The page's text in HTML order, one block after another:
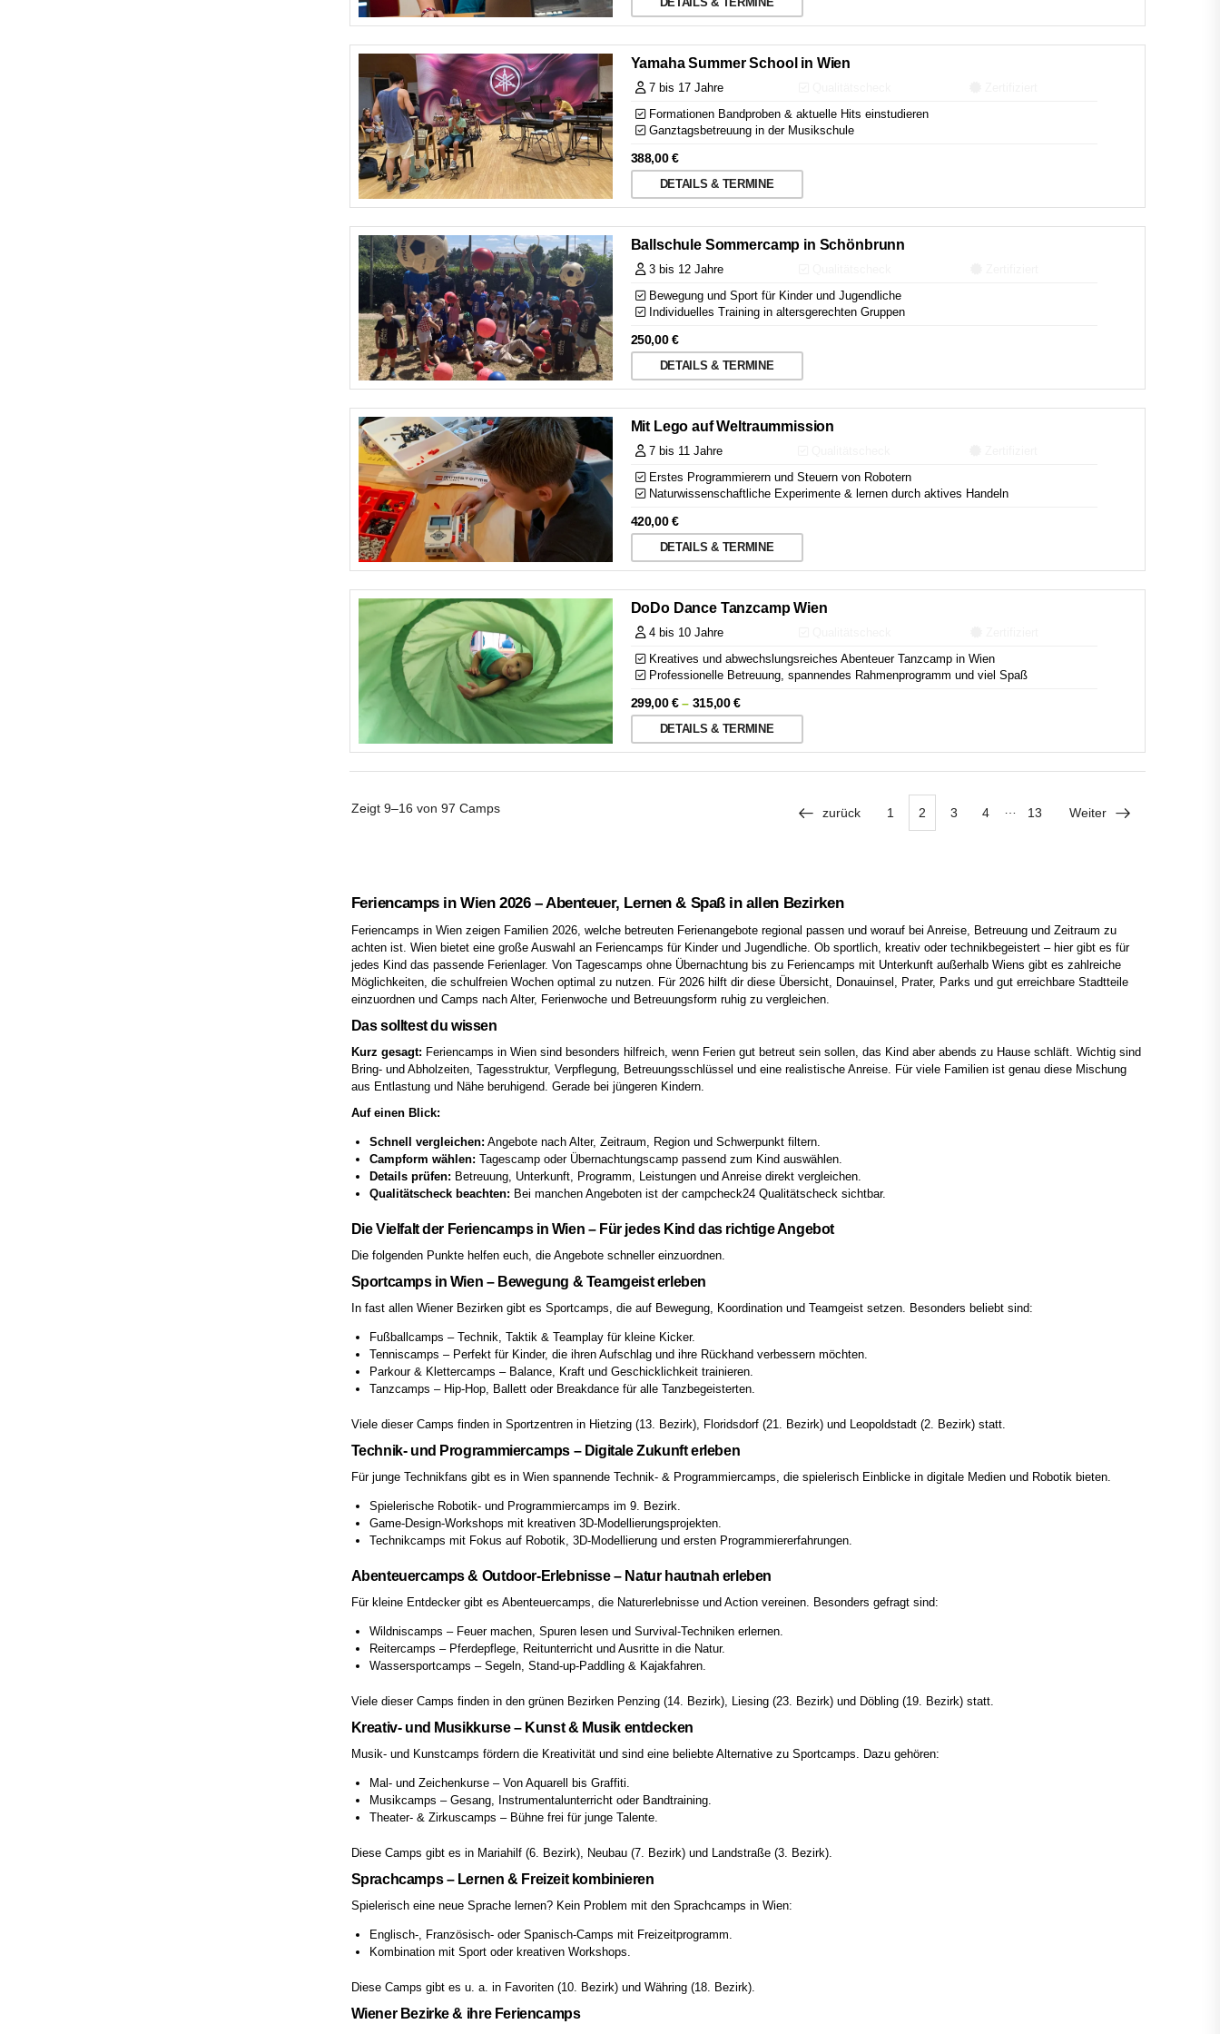
Yamaha Summer School in Wien
7 bis 17 Jahre
Formationen Bandproben & aktuelle Hits einstudieren
Ganztagsbetreuung in der Musikschule
388,00€
DETAILS & TERMINE
Ballschule Sommercamp in Schönbrunn
3 bis 12 Jahre
Bewegung und Sport für Kinder und Jugendliche
Individuelles Training in altersgerechten Gruppen
250,00€
DETAILS & TERMINE
Mit Lego auf Weltraummission
7 bis 11 Jahre
Erstes Programmierern und Steuern von Robotern
Naturwissenschaftliche Experimente & lernen durch aktives Handeln
420,00€
DETAILS & TERMINE
DoDo Dance Tanzcamp Wien
4 bis 10 Jahre
Kreatives und abwechslungsreiches Abenteuer Tanzcamp in Wien
Professionelle Betreuung, spannendes Rahmenprogramm und viel Spaß
299,00€– 315,00€
DETAILS & TERMINE
Zeigt 9–16 von 97 Camps zurück 1 2 3 4 13 Weiter
Feriencamps in Wien 2026 – Abenteuer, Lernen & Spaß in allen Bezirken
Feriencamps in Wien zeigen Familien 2026, welche betreuten Ferienangebote regional passen und worauf bei Anreise, Betreuung und Zeitraum zu
achten ist. Wien bietet eine große Auswahl an Feriencamps für Kinder und Jugendliche. Ob sportlich, kreativ oder technikbegeistert – hier gibt es für
jedes Kind das passende Ferienlager. Von Tagescamps ohne Übernachtung bis zu Feriencamps mit Unterkunft außerhalb Wiens gibt es zahlreiche
Möglichkeiten, die schulfreien Wochen optimal zu nutzen. Für 2026 hilft dir diese Übersicht, Donauinsel, Prater, Parks und gut erreichbare Stadtteile
einzuordnen und Camps nach Alter, Ferienwoche und Betreuungsform ruhig zu vergleichen.
Das solltest du wissen
Kurz gesagt: Feriencamps in Wien sind besonders hilfreich, wenn Ferien gut betreut sein sollen, das Kind aber abends zu Hause schläft. Wichtig sind
Bring- und Abholzeiten, Tagesstruktur, Verpflegung, Betreuungsschlüssel und eine realistische Anreise. Für viele Familien ist genau diese Mischung
aus Entlastung und Nähe beruhigend. Gerade bei jüngeren Kindern.
Auf einen Blick:
Schnell vergleichen: Angebote nach Alter, Zeitraum, Region und Schwerpunkt filtern.
Campform wählen: Tagescamp oder Übernachtungscamp passend zum Kind auswählen.
Details prüfen: Betreuung, Unterkunft, Programm, Leistungen und Anreise direkt vergleichen.
Qualitätscheck beachten: Bei manchen Angeboten ist der campcheck24 Qualitätscheck sichtbar.
Die Vielfalt der Feriencamps in Wien – Für jedes Kind das richtige Angebot
Die folgenden Punkte helfen euch, die Angebote schneller einzuordnen.
Sportcamps in Wien – Bewegung & Teamgeist erleben
In fast allen Wiener Bezirken gibt es Sportcamps, die auf Bewegung, Koordination und Teamgeist setzen. Besonders beliebt sind:
Fußballcamps – Technik, Taktik & Teamplay für kleine Kicker.
Tenniscamps – Perfekt für Kinder, die ihren Aufschlag und ihre Rückhand verbessern möchten.
Parkour & Klettercamps – Balance, Kraft und Geschicklichkeit trainieren.
Tanzcamps – Hip-Hop, Ballett oder Breakdance für alle Tanzbegeisterten.
Viele dieser Camps finden in Sportzentren in Hietzing (13. Bezirk), Floridsdorf (21. Bezirk) und Leopoldstadt (2. Bezirk) statt.
Technik- und Programmiercamps – Digitale Zukunft erleben
Für junge Technikfans gibt es in Wien spannende Technik- & Programmiercamps, die spielerisch Einblicke in digitale Medien und Robotik bieten.
Spielerische Robotik- und Programmiercamps im 9. Bezirk.
Game-Design-Workshops mit kreativen 3D-Modellierungsprojekten.
Technikcamps mit Fokus auf Robotik, 3D-Modellierung und ersten Programmiererfahrungen.
Abenteuercamps & Outdoor-Erlebnisse – Natur hautnah erleben
Für kleine Entdecker gibt es Abenteuercamps, die Naturerlebnisse und Action vereinen. Besonders gefragt sind:
Wildniscamps – Feuer machen, Spuren lesen und Survival-Techniken erlernen.
Reitercamps – Pferdepflege, Reitunterricht und Ausritte in die Natur.
Wassersportcamps – Segeln, Stand-up-Paddling & Kajakfahren.
Viele dieser Camps finden in den grünen Bezirken Penzing (14. Bezirk), Liesing (23. Bezirk) und Döbling (19. Bezirk) statt.
Kreativ- und Musikkurse – Kunst & Musik entdecken
Musik- und Kunstcamps fördern die Kreativität und sind eine beliebte Alternative zu Sportcamps. Dazu gehören:
Mal- und Zeichenkurse – Von Aquarell bis Graffiti.
Musikcamps – Gesang, Instrumentalunterricht oder Bandtraining.
Theater- & Zirkuscamps – Bühne frei für junge Talente.
Diese Camps gibt es in Mariahilf (6. Bezirk), Neubau (7. Bezirk) und Landstraße (3. Bezirk).
Sprachcamps – Lernen & Freizeit kombinieren
Spielerisch eine neue Sprache lernen? Kein Problem mit den Sprachcamps in Wien:
Englisch-, Französisch- oder Spanisch-Camps mit Freizeitprogramm.
Kombination mit Sport oder kreativen Workshops.
Diese Camps gibt es u. a. in Favoriten (10. Bezirk) und Währing (18. Bezirk).
Wiener Bezirke & ihre Feriencamps